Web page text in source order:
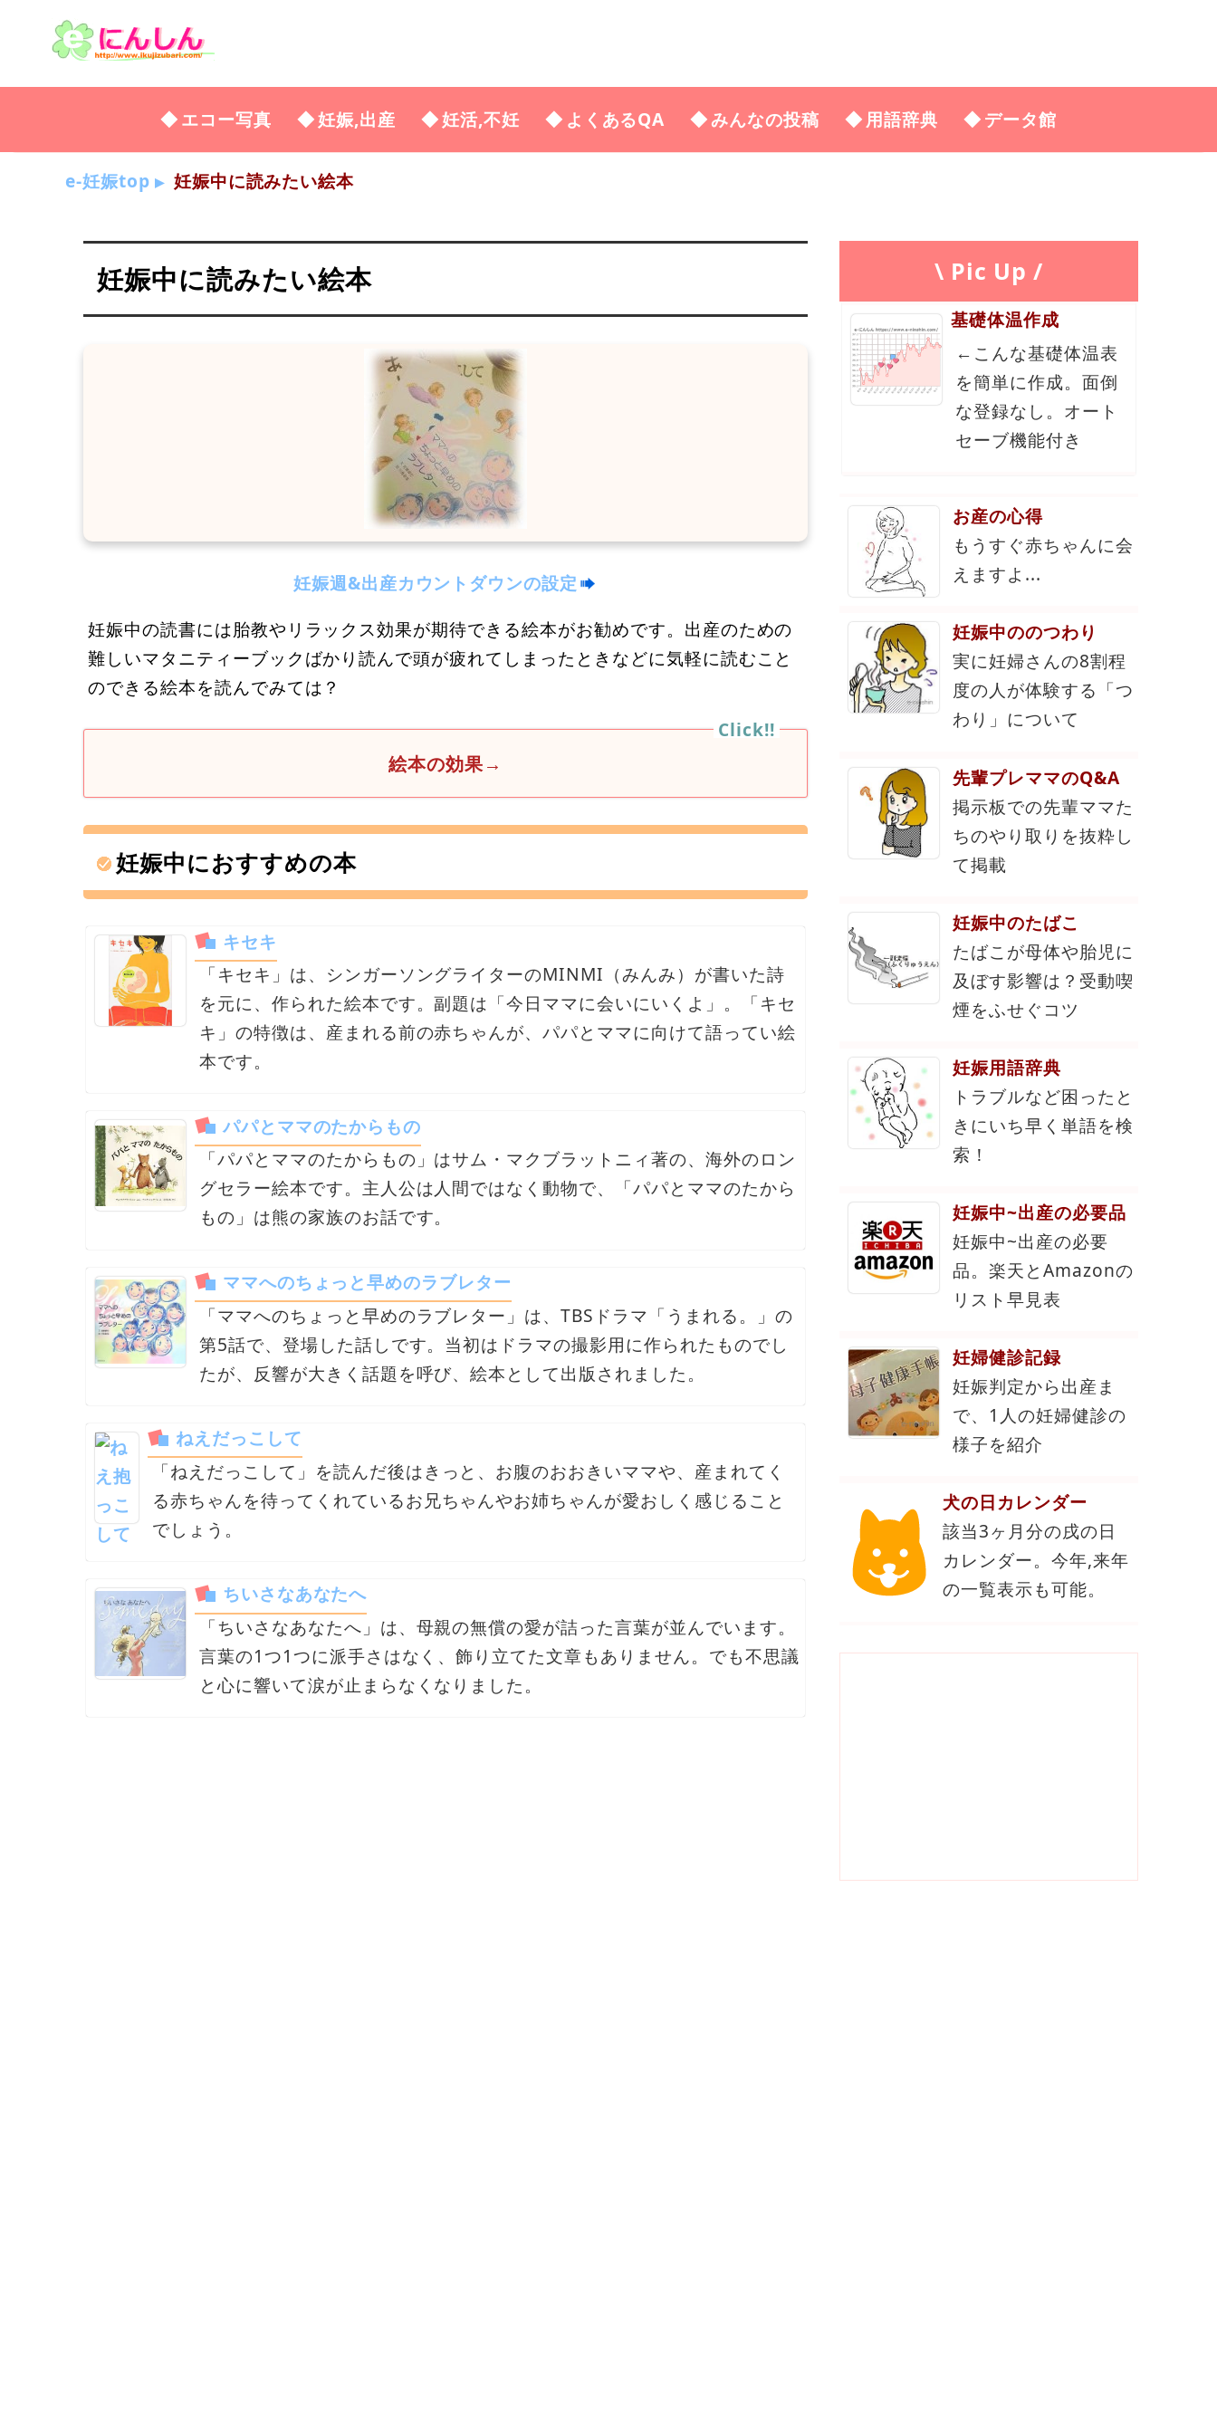
エコー写真 妊娠,出産 妊活,不妊 よくあるQA みんなの投稿 用語辞典 データ館
e-妊娠top 妊娠中に読みたい絵本
妊娠中に読みたい絵本
妊娠週&出産カウントダウンの設定
妊娠中の読書には胎教やリラックス効果が期待できる絵本がお勧めです。出産のための
難しいマタニティーブックばかり読んで頭が疲れてしまったときなどに気軽に読むこと
のできる絵本を読んでみては？
絵本の効果→
妊娠中におすすめの本
キセキ
「キセキ」は、シンガーソングライターのMINMI（みんみ）が書いた詩
を元に、作られた絵本です。副題は「今日ママに会いにいくよ」。「キセ
キ」の特徴は、産まれる前の赤ちゃんが、パパとママに向けて語ってい絵
本です。
パパとママのたからもの
「パパとママのたからもの」はサム・マクブラットニィ著の、海外のロン
グセラー絵本です。主人公は人間ではなく動物で、「パパとママのたから
もの」は熊の家族のお話です。
ママへのちょっと早めのラブレター
「ママへのちょっと早めのラブレター」は、TBSドラマ「うまれる。」の
第5話で、登場した話しです。当初はドラマの撮影用に作られたものでし
たが、反響が大きく話題を呼び、絵本として出版されました。
ねえだっこして
「ねえだっこして」を読んだ後はきっと、お腹のおおきいママや、産まれてく
る赤ちゃんを待ってくれているお兄ちゃんやお姉ちゃんが愛おしく感じること
でしょう。
ちいさなあなたへ
「ちいさなあなたへ」は、母親の無償の愛が詰った言葉が並んでいます。
言葉の1つ1つに派手さはなく、飾り立てた文章もありません。でも不思議
と心に響いて涙が止まらなくなりました。
\ Pic Up /
基礎体温作成
←こんな基礎体温表
を簡単に作成。面倒
な登録なし。オート
セーブ機能付き
お産の心得
もうすぐ赤ちゃんに会
えますよ...
妊娠中ののつわり
実に妊婦さんの8割程
度の人が体験する「つ
わり」について
先輩プレママのQ&A
掲示板での先輩ママた
ちのやり取りを抜粋し
て掲載
妊娠中のたばこ
たばこが母体や胎児に
及ぼす影響は？受動喫
煙をふせぐコツ
妊娠用語辞典
トラブルなど困ったと
きにいち早く単語を検
索！
妊娠中~出産の必要品
妊娠中~出産の必要
品。楽天とAmazonの
リスト早見表
妊婦健診記録
妊娠判定から出産ま
で、1人の妊婦健診の
様子を紹介
犬の日カレンダー
該当3ヶ月分の戌の日
カレンダー。今年,来年
の一覧表示も可能。